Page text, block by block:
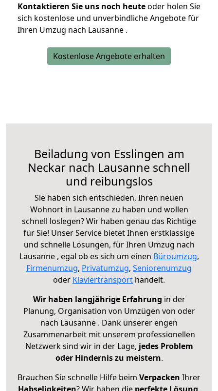
Kontaktieren Sie uns noch heuteoder holen Sie
sich kostenlose und unverbindliche Angebote für
Ihren Umzug nach Lausanne .
Kostenlose Angebote erhalten
Beiladung von Esslingen am
Neckar nach Lausanne schnell
und reibungslos
Sie haben sich entschieden, Ihren neuen
Wohnort in Lausanne zu haben und wollen
schnell loslegen? Wir haben genau das Richtige
für Sie! Unser Service bietet Ihnen erstklassige
und schnelle Lösungen, für Ihren Umzug nach
Lausanne , egal ob es sich um einen Büroumzug,
Firmenumzug, Privatumzug, Seniorenumzug
oder Klaviertransport handelt.
Wir haben langjährige Erfahrung in der
Planung, Organisation von Umzügen von oder
nach Lausanne . Dank unserer engen
Zusammenarbeit mit unserem professionellen
Netzwerk sind wir in der Lage, jedes Problem
oder Hindernis zu meistern.
Brauchen Sie schnelle Hilfe beim Verpacken Ihrer